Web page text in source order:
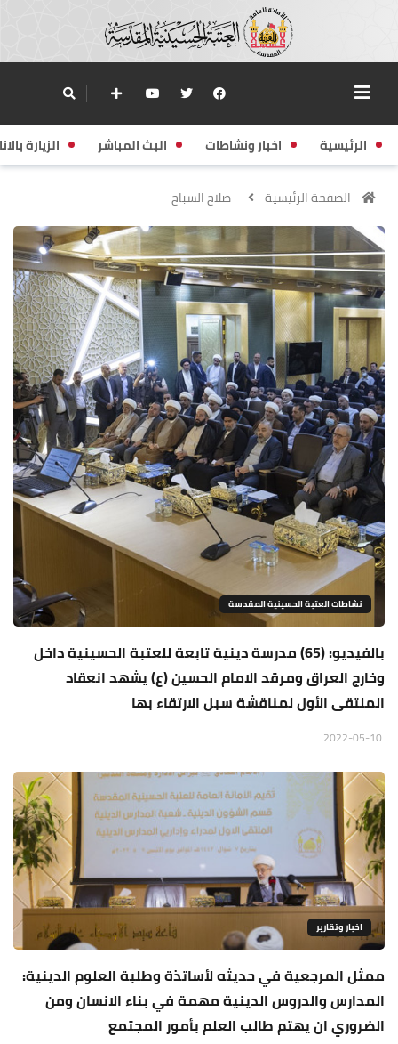
الرئيسية اخبار ونشاطات البث المباشر الزيارة
الصفحة الرئيسية صلاح السباح
نشاطات العتبة الحسينية المقدسة
بالفيديو: (65) مدرسة دينية تابعة للعتبة الحسينية داخل
وخارج العراق ومرقد الامام الحسين (ع) يشهد انعقاد
الملتقى الأول لمناقشة سبل الارتقاء بها
اخبار وتقارير
ممثل المرجعية في حديثه لأساتذة وطلبة العلوم الدينية:
المدارس والدروس الدينية مهمة في بناء الانسان ومن
الضروري ان يهتم طالب العلم بأمور المجتمع